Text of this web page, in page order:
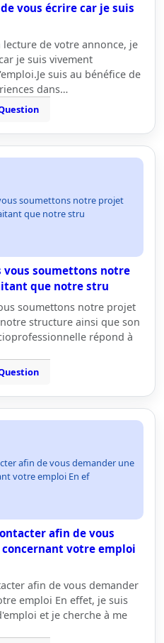
vous écrire car je suis
de votre annonce, je
je suis vivement
suis au bénéfice de
dans…
soumettons notre projet
que notre stru
vous soumettons notre
que notre stru
soumettons notre projet
structure ainsi que son
répond à
afin de vous demander une
votre emploi En ef
afin de vous
votre emploi
afin de vous demander
emploi En effet, je suis
et je cherche à me